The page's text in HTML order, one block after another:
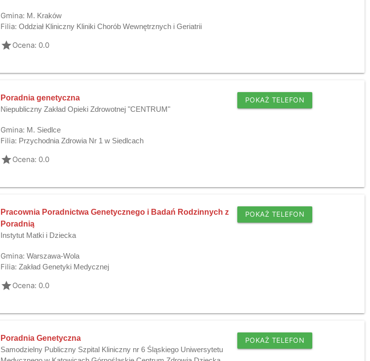
Gmina: M. Kraków
Filia: Oddział Kliniczny Kliniki Chorób Wewnętrznych i Geriatrii
gradeOcena: 0.0
Poradnia genetyczna
Niepubliczny Zakład Opieki Zdrowotnej "CENTRUM"
POKAŻ TELEFON
Gmina: M. Siedlce
Filia: Przychodnia Zdrowia Nr 1 w Siedlcach
gradeOcena: 0.0
Pracownia Poradnictwa Genetycznego i Badań Rodzinnych z
Poradnią
Instytut Matki i Dziecka
POKAŻ TELEFON
Gmina: Warszawa-Wola
Filia: Zakład Genetyki Medycznej
gradeOcena: 0.0
Poradnia Genetyczna
Samodzielny Publiczny Szpital Kliniczny nr 6 Śląskiego Uniwersytetu
POKAŻ TELEFON